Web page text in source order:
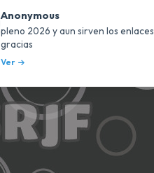
Anonymous
pleno 2026 y aun sirven los enlaces
gracias
Ver